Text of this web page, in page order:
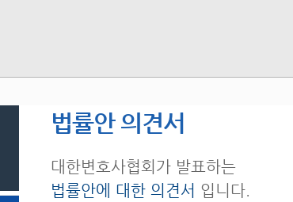
법률안 의견서
대한변호사협회가 발표하는
법률안에 대한 의견서 입니다.